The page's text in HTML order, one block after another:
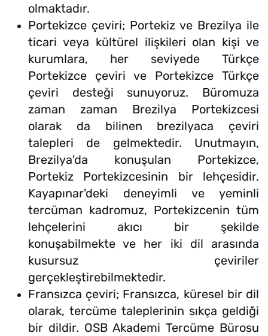
olmaktadır.
Portekizce çeviri; Portekiz ve Brezilya ile
ticari veya kültürel ilişkileri olan kişi ve
kurumlara, her seviyede Türkçe
Portekizce çeviri ve Portekizce Türkçe
çeviri desteği sunuyoruz. Büromuza
zaman zaman Brezilya Portekizcesi
olarak da bilinen brezilyaca çeviri
talepleri de gelmektedir. Unutmayın,
Brezilya'da konuşulan Portekizce,
Portekiz Portekizcesinin bir lehçesidir.
Kayapınar'deki deneyimli ve yeminli
tercüman kadromuz, Portekizcenin tüm
lehçelerini akıcı bir şekilde
konuşabilmekte ve her iki dil arasında
kusursuz çeviriler
gerçekleştirebilmektedir.
Fransızca çeviri; Fransızca, küresel bir dil
olarak, tercüme taleplerinin sıkça geldiği
bir dildir. OSB Akademi Tercüme Bürosu